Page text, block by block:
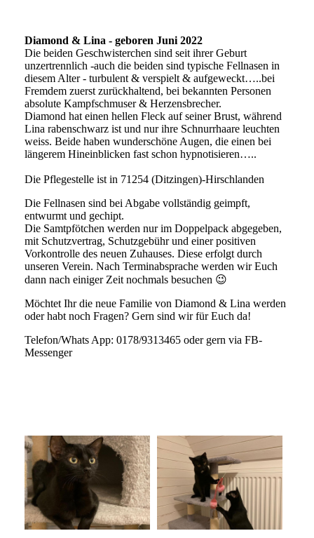
Diamond & Lina - geboren Juni 2022
Die beiden Geschwisterchen sind seit ihrer Geburt
unzertrennlich -auch die beiden sind typische Fellnasen in
diesem Alter - turbulent & verspielt & aufgeweckt…..bei
Fremdem zuerst zurückhaltend, bei bekannten Personen
absolute Kampfschmuser & Herzensbrecher.
Diamond hat einen hellen Fleck auf seiner Brust, während
Lina rabenschwarz ist und nur ihre Schnurrhaare leuchten
weiss. Beide haben wunderschöne Augen, die einen bei
längerem Hineinblicken fast schon hypnotisieren…..
Die Pflegestelle ist in 71254 (Ditzingen)-Hirschlanden
Die Fellnasen sind bei Abgabe vollständig geimpft,
entwurmt und gechipt.
Die Samtpfötchen werden nur im Doppelpack abgegeben,
mit Schutzvertrag, Schutzgebühr und einer positiven
Vorkontrolle des neuen Zuhauses. Diese erfolgt durch
unseren Verein. Nach Terminabsprache werden wir Euch
dann nach einiger Zeit nochmals besuchen 😉
Möchtet Ihr die neue Familie von Diamond & Lina werden
oder habt noch Fragen? Gern sind wir für Euch da!
Telefon/Whats App: 0178/9313465 oder gern via FB-
Messenger